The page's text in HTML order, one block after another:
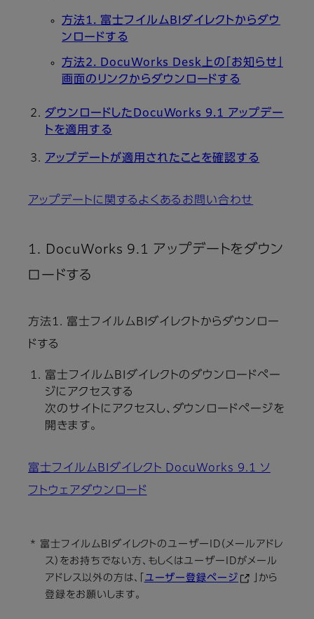
方法1. 富士フイルムBIダイレクトからダウ
ンロードする
方法2. DocuWorks Desk上の「お知らせ」
画面のリンクからダウンロードする
ダウンロードしたDocuWorks 9.1 アップデー
トを適用する
アップデートが適用されたことを確認する
アップデートに関するよくあるお問い合わせ
1. DocuWorks 9.1 アップデートをダウン
ロードする
方法1. 富士フイルムBIダイレクトからダウンロー
ドする
富士フイルムBIダイレクトのダウンロードペー
ジにアクセスする
次のサイトにアクセスし、ダウンロードページを
開きます。
富士フイルムBIダイレクト DocuWorks 9.1 ソ
フトウェアダウンロード
* 富士フイルムBIダイレクトのユーザーID（メールアドレ
ス）をお持ちでない方、もしくはユーザーIDがメール
アドレス以外の方は、「
ユーザー登録ページ
」から
登録をお願いします。